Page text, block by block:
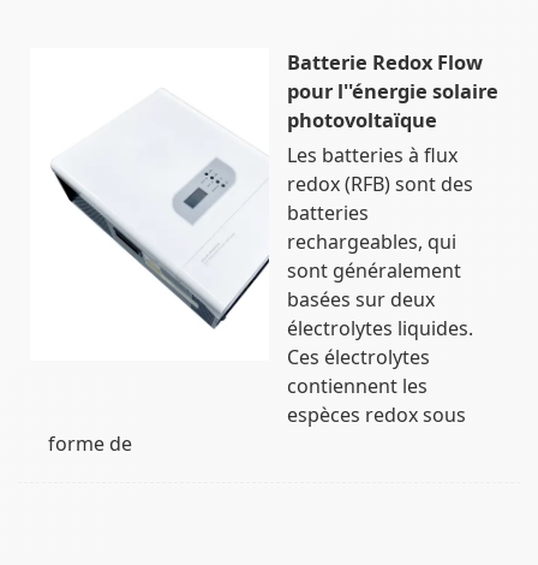
Batterie Redox Flow
pour l''énergie solaire
photovoltaïque
Les batteries à flux
redox (RFB) sont des
batteries
rechargeables, qui
sont généralement
basées sur deux
électrolytes liquides.
Ces électrolytes
contiennent les
espèces redox sous
forme de